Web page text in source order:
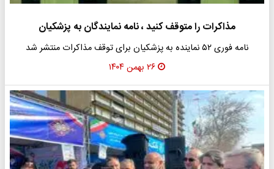
مذاکرات را متوقف کنید ، نامه نمایندگان به پزشکیان
نامه فوری ۵۲ نماینده به پزشکیان برای توقف مذاکرات منتشر شد
۲۶ بهمن ۱۴۰۴